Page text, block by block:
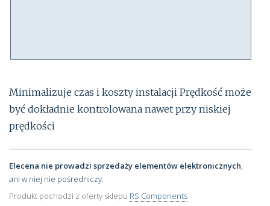
Minimalizuje czas i koszty instalacji Prędkość może
być dokładnie kontrolowana nawet przy niskiej
prędkości
Elecena nie prowadzi sprzedaży elementów elektronicznych,
ani w niej nie pośredniczy.
Produkt pochodzi z oferty sklepu RS Components